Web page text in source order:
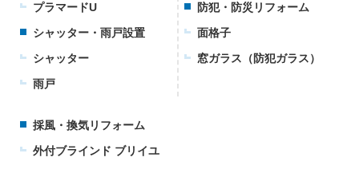
プラマードU
シャッター・雨戸設置
シャッター
雨戸
防犯・防災リフォーム
面格子
窓ガラス（防犯ガラス）
採風・換気リフォーム
外付ブラインド ブリイユ